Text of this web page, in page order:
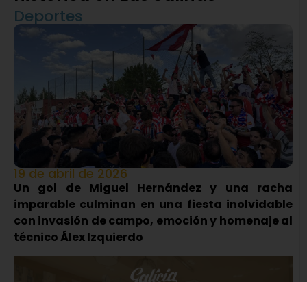
Deportes
19 de abril de 2026
Un gol de Miguel Hernández y una racha
imparable culminan en una fiesta inolvidable
con invasión de campo, emoción y homenaje al
técnico Álex Izquierdo